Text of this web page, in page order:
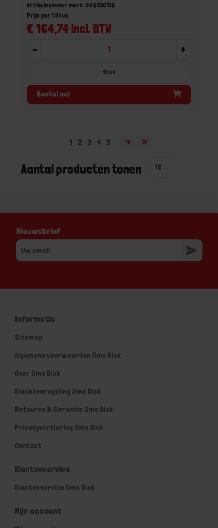
Artikelnummer merk: 006530136
€ 164,74 incl. BTW
Prijs per 1 Stuk
- +
Stuk
Bestel nu!
1 2 3 4 5
Aantal producten tonen
Nieuwsbrief
Informatie
Sitemap
Algemene voorwaarden Ome Dick
Over Ome Dick
Klachtenregeling Ome Dick
Retouren & Garantie Ome Dick
Privacyverklaring Ome Dick
Contact
Klantenservice
Klantenservice Ome Dick
Mijn account